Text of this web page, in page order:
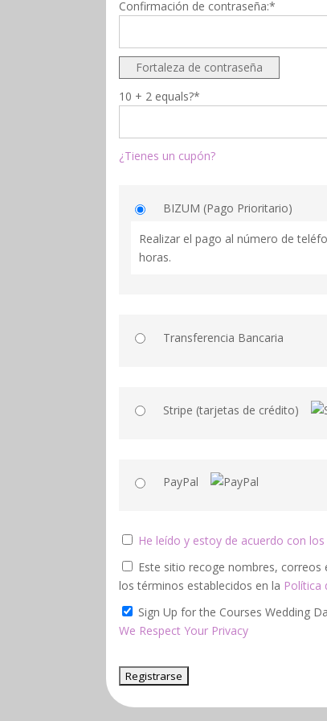
Confirmación de contraseña:*
Fortaleza de contraseña
10 + 2 equals?*
¿Tienes un cupón?
BIZUM (Pago Prioritario)
Realizar el pago al número de
horas.
Transferencia Bancaria
Stripe (tarjetas de crédito)
PayPal
He leído y estoy de acuerdo con
los términos establecidos en la Política
Sign Up for the Courses Wedding
We Respect Your Privacy
Sin valor